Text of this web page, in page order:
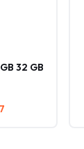
32 GB